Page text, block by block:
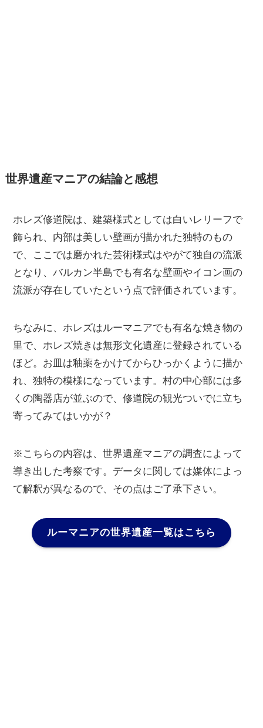
世界遺産マニアの結論と感想
ホレズ修道院は、建築様式としては白いレリーフで
飾られ、内部は美しい壁画が描かれた独特のもの
で、ここでは磨かれた芸術様式はやがて独自の流派
となり、バルカン半島でも有名な壁画やイコン画の
流派が存在していたという点で評価されています。
ちなみに、ホレズはルーマニアでも有名な焼き物の
里で、ホレズ焼きは無形文化遺産に登録されている
ほど。お皿は釉薬をかけてからひっかくように描か
れ、独特の模様になっています。村の中心部には多
くの陶器店が並ぶので、修道院の観光ついでに立ち
寄ってみてはいかが？
※こちらの内容は、世界遺産マニアの調査によって
導き出した考察です。データに関しては媒体によっ
て解釈が異なるので、その点はご了承下さい。
ルーマニアの世界遺産一覧はこちら